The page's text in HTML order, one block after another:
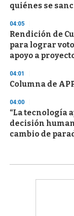
quiénes se
04:05
Rendición de
para lograr
apoyo a
04:01
Columna de
04:00
“La tecnología
decisión
cambio de